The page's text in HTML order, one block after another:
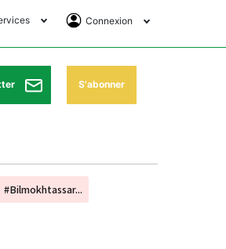
garde
Connexion
Se Connecter
AbonnementS'abonner
#Bilmokhtassar...